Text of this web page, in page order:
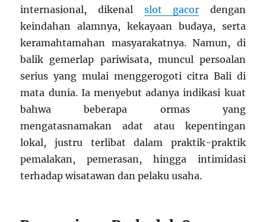
internasional, dikenal slot gacor dengan
keindahan alamnya, kekayaan budaya, serta
keramahtamahan masyarakatnya. Namun, di
balik gemerlap pariwisata, muncul persoalan
serius yang mulai menggerogoti citra Bali di
mata dunia. Ia menyebut adanya indikasi kuat
bahwa beberapa ormas yang
mengatasnamakan adat atau kepentingan
lokal, justru terlibat dalam praktik-praktik
pemalakan, pemerasan, hingga intimidasi
terhadap wisatawan dan pelaku usaha.